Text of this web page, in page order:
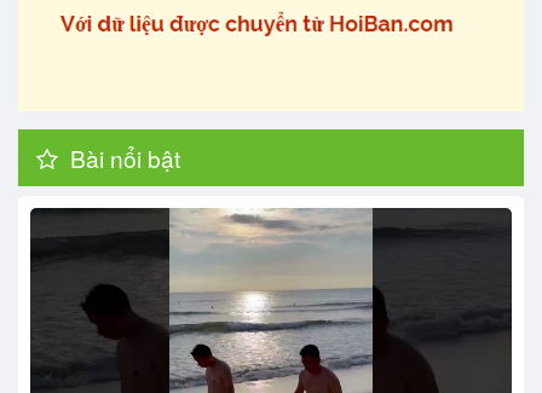
Bài nổi bật